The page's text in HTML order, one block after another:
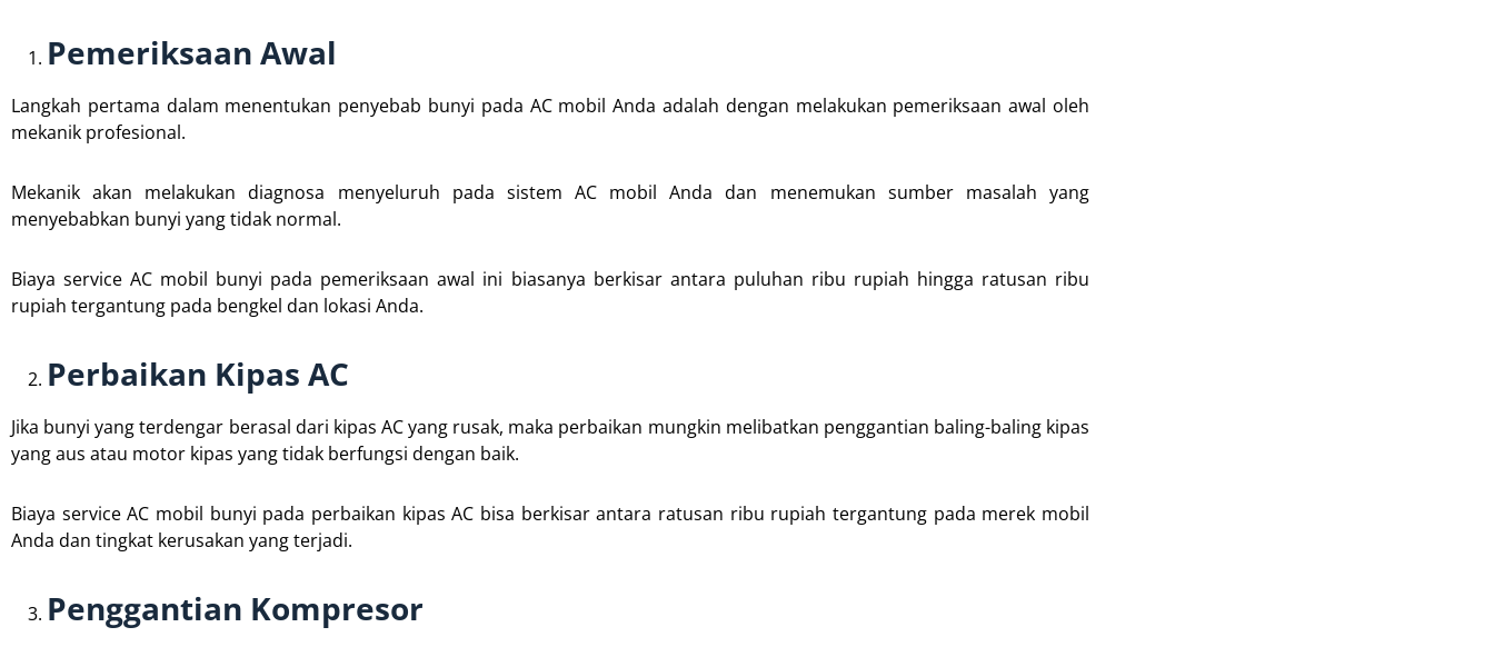
Pemeriksaan Awal
Langkah pertama dalam menentukan penyebab bunyi pada AC mobil Anda adalah dengan melakukan pemeriksaan awal oleh
mekanik profesional.
Mekanik akan melakukan diagnosa menyeluruh pada sistem AC mobil Anda dan menemukan sumber masalah yang
menyebabkan bunyi yang tidak normal.
Biaya service AC mobil bunyi pada pemeriksaan awal ini biasanya berkisar antara puluhan ribu rupiah hingga ratusan ribu
rupiah tergantung pada bengkel dan lokasi Anda.
Perbaikan Kipas AC
Jika bunyi yang terdengar berasal dari kipas AC yang rusak, maka perbaikan mungkin melibatkan penggantian baling-baling kipas
yang aus atau motor kipas yang tidak berfungsi dengan baik.
Biaya service AC mobil bunyi pada perbaikan kipas AC bisa berkisar antara ratusan ribu rupiah tergantung pada merek mobil
Anda dan tingkat kerusakan yang terjadi.
Penggantian Kompresor